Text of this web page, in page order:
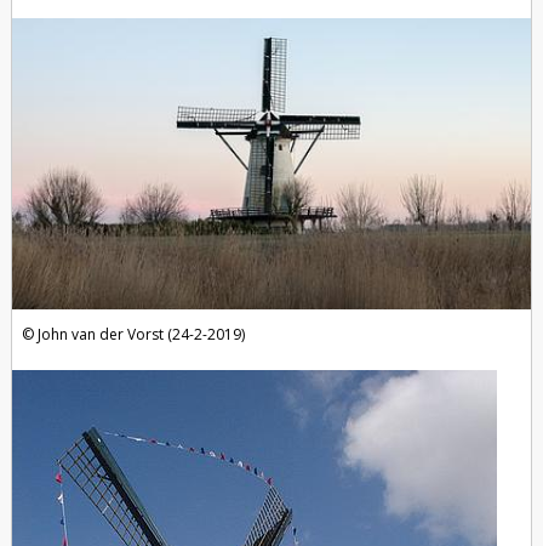
John van der Vorst (24-2-2019)